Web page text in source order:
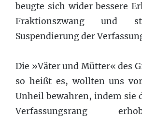
beugte sich wider bessere
Fraktionszwang und
Suspendierung der
Die »Väter und Mütter« des
so heißt es, wollten uns
Unheil bewahren, indem sie
Verfassungsrang